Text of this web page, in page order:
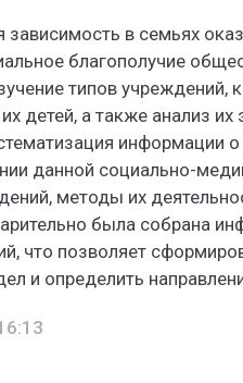
зависимость в семьях
благополучие
типов
их детей, а также анализ
информации
данной социально-
методы их
была собрана
что позволяет
и определить